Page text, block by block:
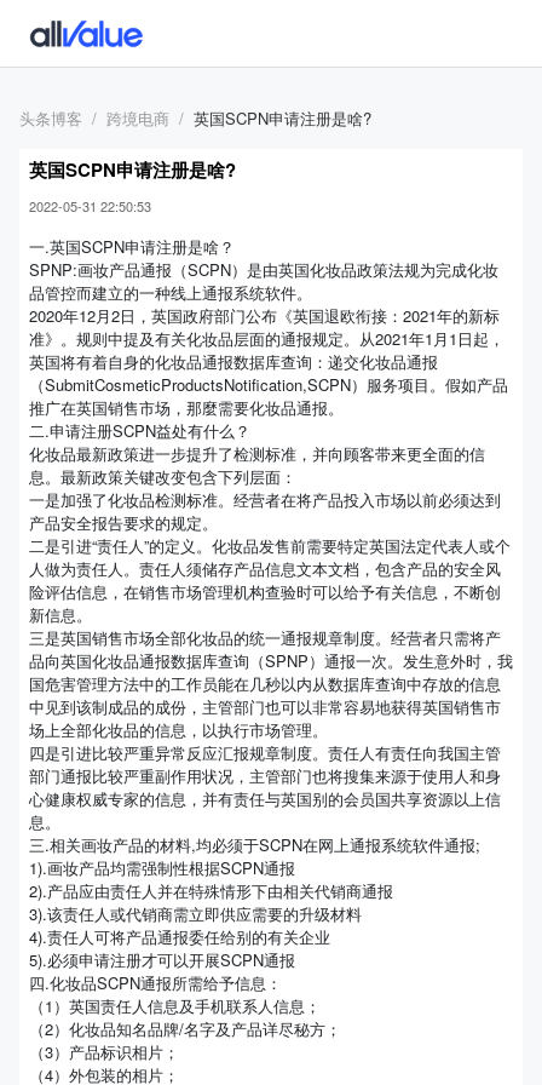
头条博客 跨境电商 英国SCPN申请注册是啥?
英国SCPN申请注册是啥?
2022-05-31 22:50:53
一.英国SCPN申请注册是啥？
SPNP:画妆产品通报（SCPN）是由英国化妆品政策法规为完成化妆
品管控而建立的一种线上通报系统软件。
2020年12月2日，英国政府部门公布《英国退欧衔接：2021年的新标
准》。规则中提及有关化妆品层面的通报规定。从2021年1月1日起，
英国将有着自身的化妆品通报数据库查询：递交化妆品通报
（SubmitCosmeticProductsNotification,SCPN）服务项目。假如产品
推广在英国销售市场，那麼需要化妆品通报。
二.申请注册SCPN益处有什么？
化妆品最新政策进一步提升了检测标准，并向顾客带来更全面的信
息。最新政策关键改变包含下列层面：
一是加强了化妆品检测标准。经营者在将产品投入市场以前必须达到
产品安全报告要求的规定。
二是引进“责任人”的定义。化妆品发售前需要特定英国法定代表人或个
人做为责任人。责任人须储存产品信息文本文档，包含产品的安全风
险评估信息，在销售市场管理机构查验时可以给予有关信息，不断创
新信息。
三是英国销售市场全部化妆品的统一通报规章制度。经营者只需将产
品向英国化妆品通报数据库查询（SPNP）通报一次。发生意外时，我
国危害管理方法中的工作员能在几秒以内从数据库查询中存放的信息
中见到该制成品的成份，主管部门也可以非常容易地获得英国销售市
场上全部化妆品的信息，以执行市场管理。
四是引进比较严重异常反应汇报规章制度。责任人有责任向我国主管
部门通报比较严重副作用状况，主管部门也将搜集来源于使用人和身
心健康权威专家的信息，并有责任与英国别的会员国共享资源以上信
息。
三.相关画妆产品的材料,均必须于SCPN在网上通报系统软件通报;
1).画妆产品均需强制性根据SCPN通报
2).产品应由责任人并在特殊情形下由相关代销商通报
3).该责任人或代销商需立即供应需要的升级材料
4).责任人可将产品通报委任给别的有关企业
5).必须申请注册才可以开展SCPN通报
四.化妆品SCPN通报所需给予信息：
（1）英国责任人信息及手机联系人信息；
（2）化妆品知名品牌/名字及产品详尽秘方；
（3）产品标识相片；
（4）外包装的相片；